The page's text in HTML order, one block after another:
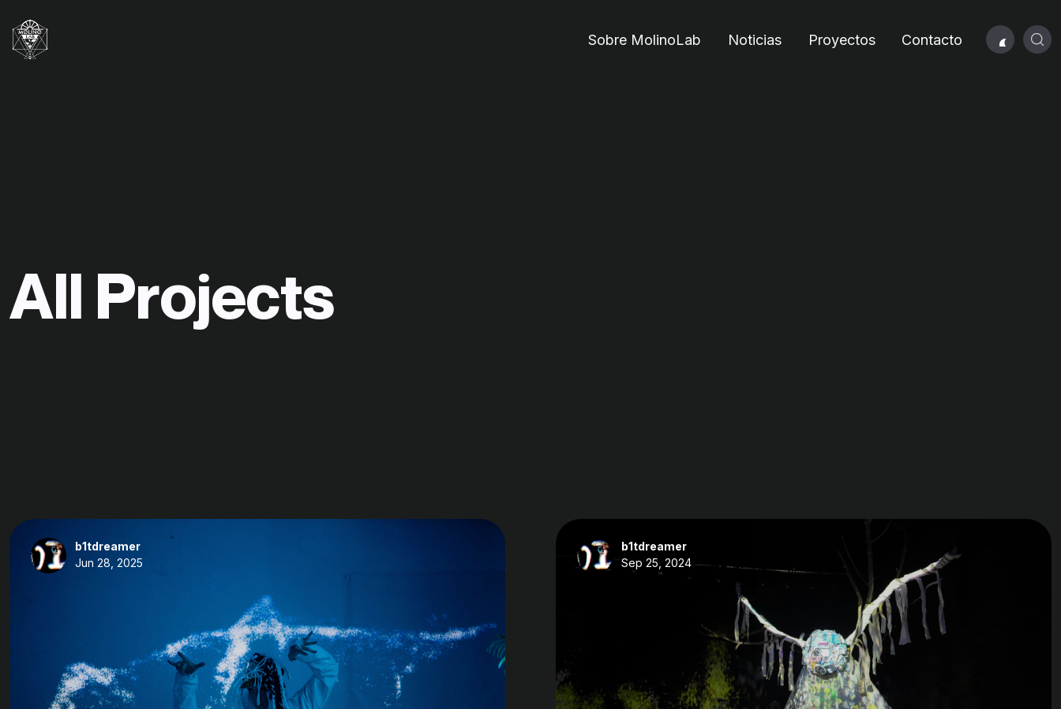
Sobre MolinoLab Noticias Proyectos Contacto
All Projects
b1tdreamer
Jun 28, 2025
b1tdreamer
Sep 25, 2024